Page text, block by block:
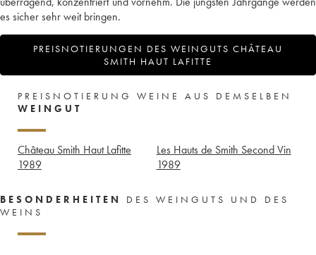
es sicher sehr weit bringen.
PREISNOTIERUNGEN DES WEINGUTS CHÂTEAU
SMITH HAUT LAFITTE
PREISNOTIERUNG WEINE AUS DEMSELBEN
WEINGUT
Château Smith Haut Lafitte
1989
Les Hauts de Smith Second Vin
1989
BESONDERHEITEN
DES WEINGUTS UND DES
WEINS